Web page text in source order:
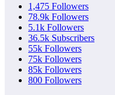
1,475 Followers
78.9k Followers
5.1k Followers
36.5k Subscribers
55k Followers
75k Followers
85k Followers
800 Followers